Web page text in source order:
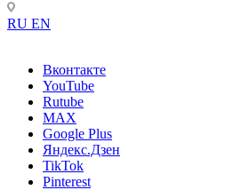
RU EN
Вконтакте
YouTube
Rutube
MAX
Google Plus
Яндекс.Дзен
TikTok
Pinterest